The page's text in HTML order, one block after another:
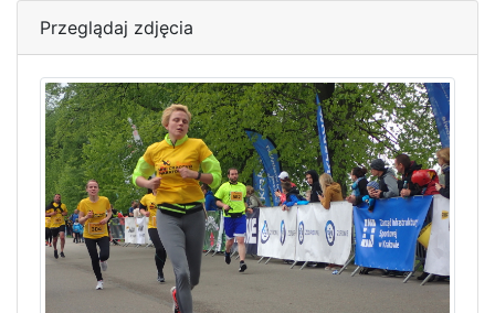
Przeglądaj zdjęcia